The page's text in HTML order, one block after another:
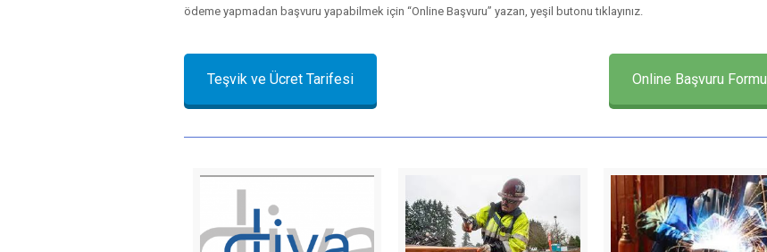
ödeme yapmadan başvuru yapabilmek için “Online Başvuru” yazan, yeşil butonu tıklayınız.
Teşvik ve Ücret Tarifesi Online Başvuru Formu